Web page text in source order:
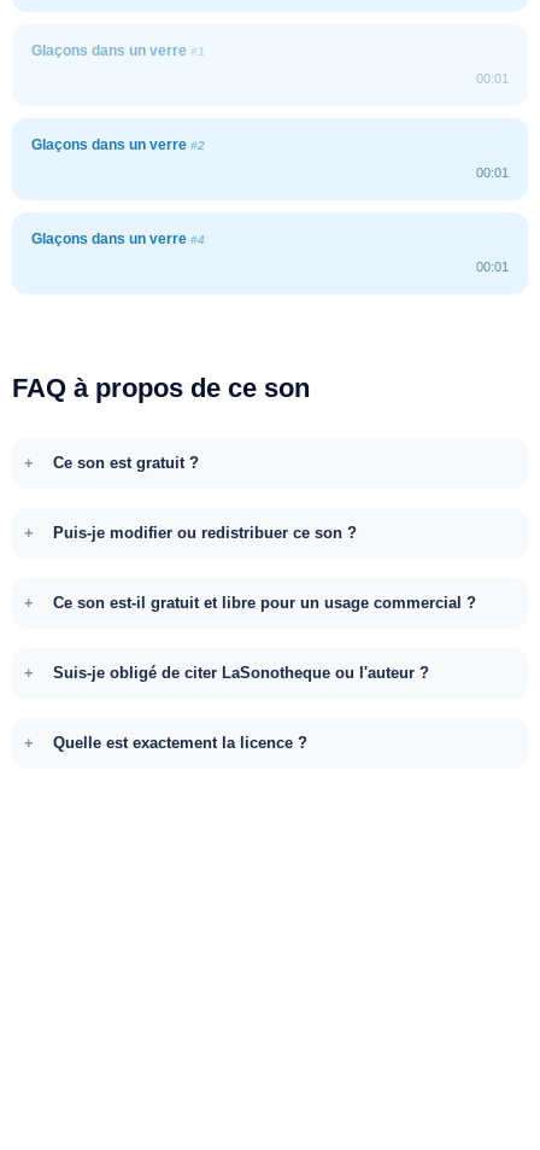
Glaçons dans un verre #1
00:01
Glaçons dans un verre #2
00:01
Glaçons dans un verre #4
00:01
FAQ à propos de ce son
Ce son est gratuit ?
Puis-je modifier ou redistribuer ce son ?
Ce son est-il gratuit et libre pour un usage commercial ?
Suis-je obligé de citer LaSonotheque ou l'auteur ?
Quelle est exactement la licence ?